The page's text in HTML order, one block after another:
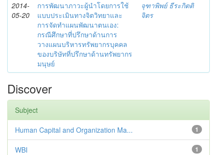
2014-
05-20
การพัฒนาภาวะผู้นำโดยการใช้
แบบประเมินทางจิตวิทยาและ
การจัดทำแผนพัฒนาตนเอง:
กรณีศึกษาที่ปรึกษาด้านการ
วางแผนบริหารทรัพยากรบุคคล
ของบริษัทที่ปรึกษาด้านทรัพยากร
มนุษย์
จุฑาพิพย์ ธีระกิตติ
จิตร
Discover
Subject
1
Human Capital and Organization Ma...
1
WBI